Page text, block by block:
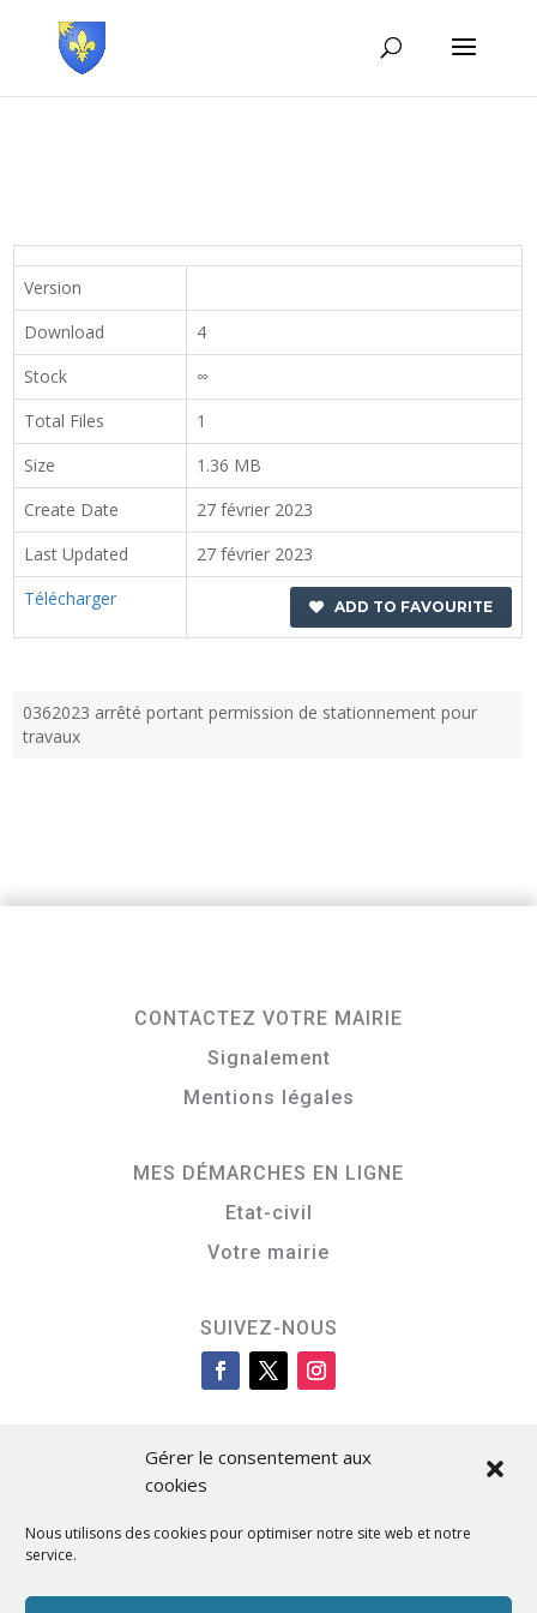
Gérer le consentement aux
cookies
Nous utilisons des cookies pour optimiser notre site web et notre
service.
Version
Download
4
Stock
∞
Total Files
1
Size
1.36 MB
Create Date
27 février 2023
Last Updated
27 février 2023
Télécharger
ADD TO FAVOURITE
0362023 arrêté portant permission de stationnement pour
travaux
CONTACTEZ VOTRE MAIRIE
Signalement
Mentions légales
MES DÉMARCHES EN LIGNE
Etat-civil
Votre mairie
SUIVEZ-NOUS
Cità di L’Isula